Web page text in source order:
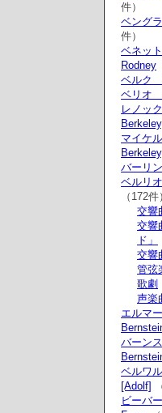
件）
ベング
件）
ベネッ
Rodney
ベルク
ベリオ
レノッ
マイケ
バーリ
ベルリ
（172件
交響
交響
ド」
交響
管弦
歌劇
声楽
エルマ
バーン
ベルワ
[Adolf]
ビーバ